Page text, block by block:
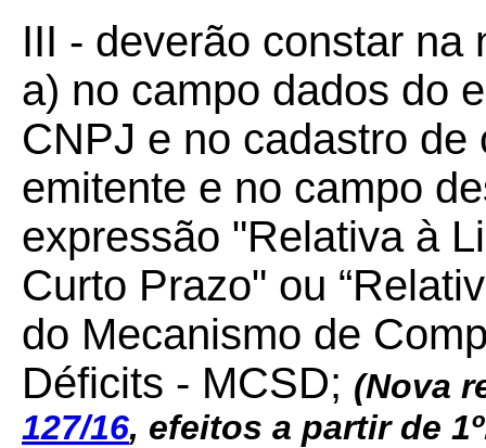
III - deverão constar na
a) no campo dados do
CNPJ e no cadastro
emitente e no campo
expressão "Relativa à
Curto Prazo" ou
do Mecanismo de
Déficits - MCSD; (Nova
127/16, efeitos a partir de